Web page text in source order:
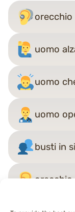
uomo
uomo
uomo
busti in
orecchio